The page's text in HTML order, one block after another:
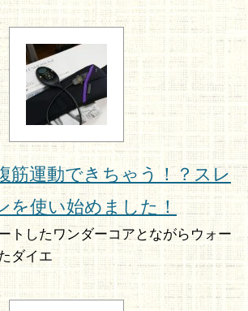
筋運動できちゃう！？スレ
を使い始めました！
トしたワンダーコアとながらウォー
ダイエ